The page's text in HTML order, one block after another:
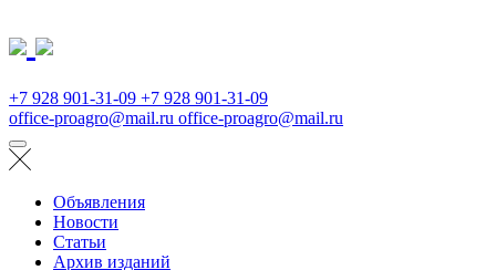
+7 928 901-31-09 +7 928 901-31-09
office-proagro@mail.ru office-proagro@mail.ru
Объявления
Новости
Статьи
Архив изданий